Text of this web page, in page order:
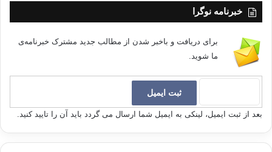
ترکیه سوریه
کردستان ترکیه کردستان سوریه کوردستان
خبرنامه نوگرا
برای دریافت و باخبر شدن از مطالب جدید مشترک خبرنامه‌ی
ما شوید.
بعد از ثبت ایمیل، لینکی به ایمیل شما ارسال می گردد باید آن را تایید کنید.